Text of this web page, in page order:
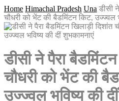
Home Himachal Pradesh Una डीसी
चौधरी को भेंट की बैडमिंटन किट, उज्ज्वल
डीसी ने पैरा
चौधरी को भेंट की
उज्ज्वल भविष्य की